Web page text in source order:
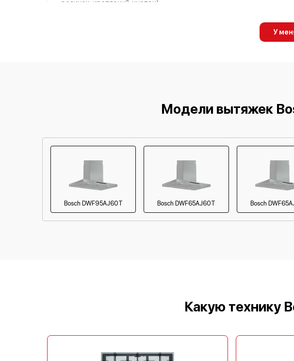
резинок, креплений, кнопок)
У
Модели вытяжек
Bosch DWF95AJ60T Bosch DWF65AJ60T Bosch
Какую технику